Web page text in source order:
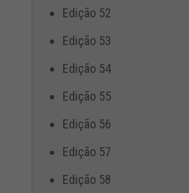
Edição 52
Edição 53
Edição 54
Edição 55
Edição 56
Edição 57
Edição 58